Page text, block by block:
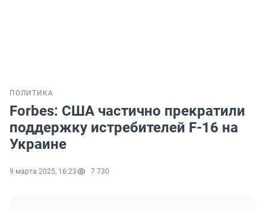
ПОЛИТИКА
Forbes: США частично прекратили
поддержку истребителей F-16 на
Украине
9 марта 2025, 16:23 7 730